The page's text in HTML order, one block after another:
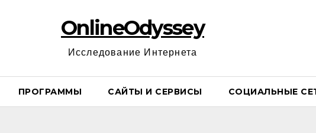
OnlineOdyssey
Исследование Интернета
ПРОГРАММЫ САЙТЫ И СЕРВИСЫ СОЦИАЛЬНЫЕ